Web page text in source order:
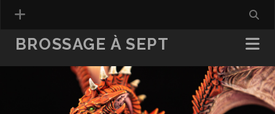
BROSSAGE À SEPT